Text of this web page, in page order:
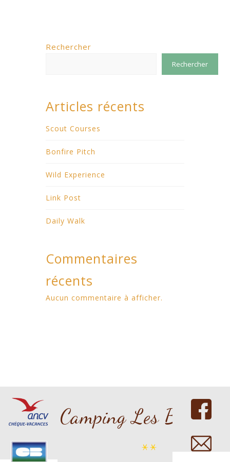
Rechercher
Rechercher
Articles récents
Scout Courses
Bonfire Pitch
Wild Experience
Link Post
Daily Walk
Commentaires
récents
Aucun commentaire à afficher.
Camping Les
**